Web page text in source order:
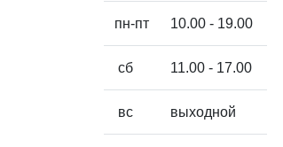
пн-пт 10.00 - 19.00
сб 11.00 - 17.00
вс выходной